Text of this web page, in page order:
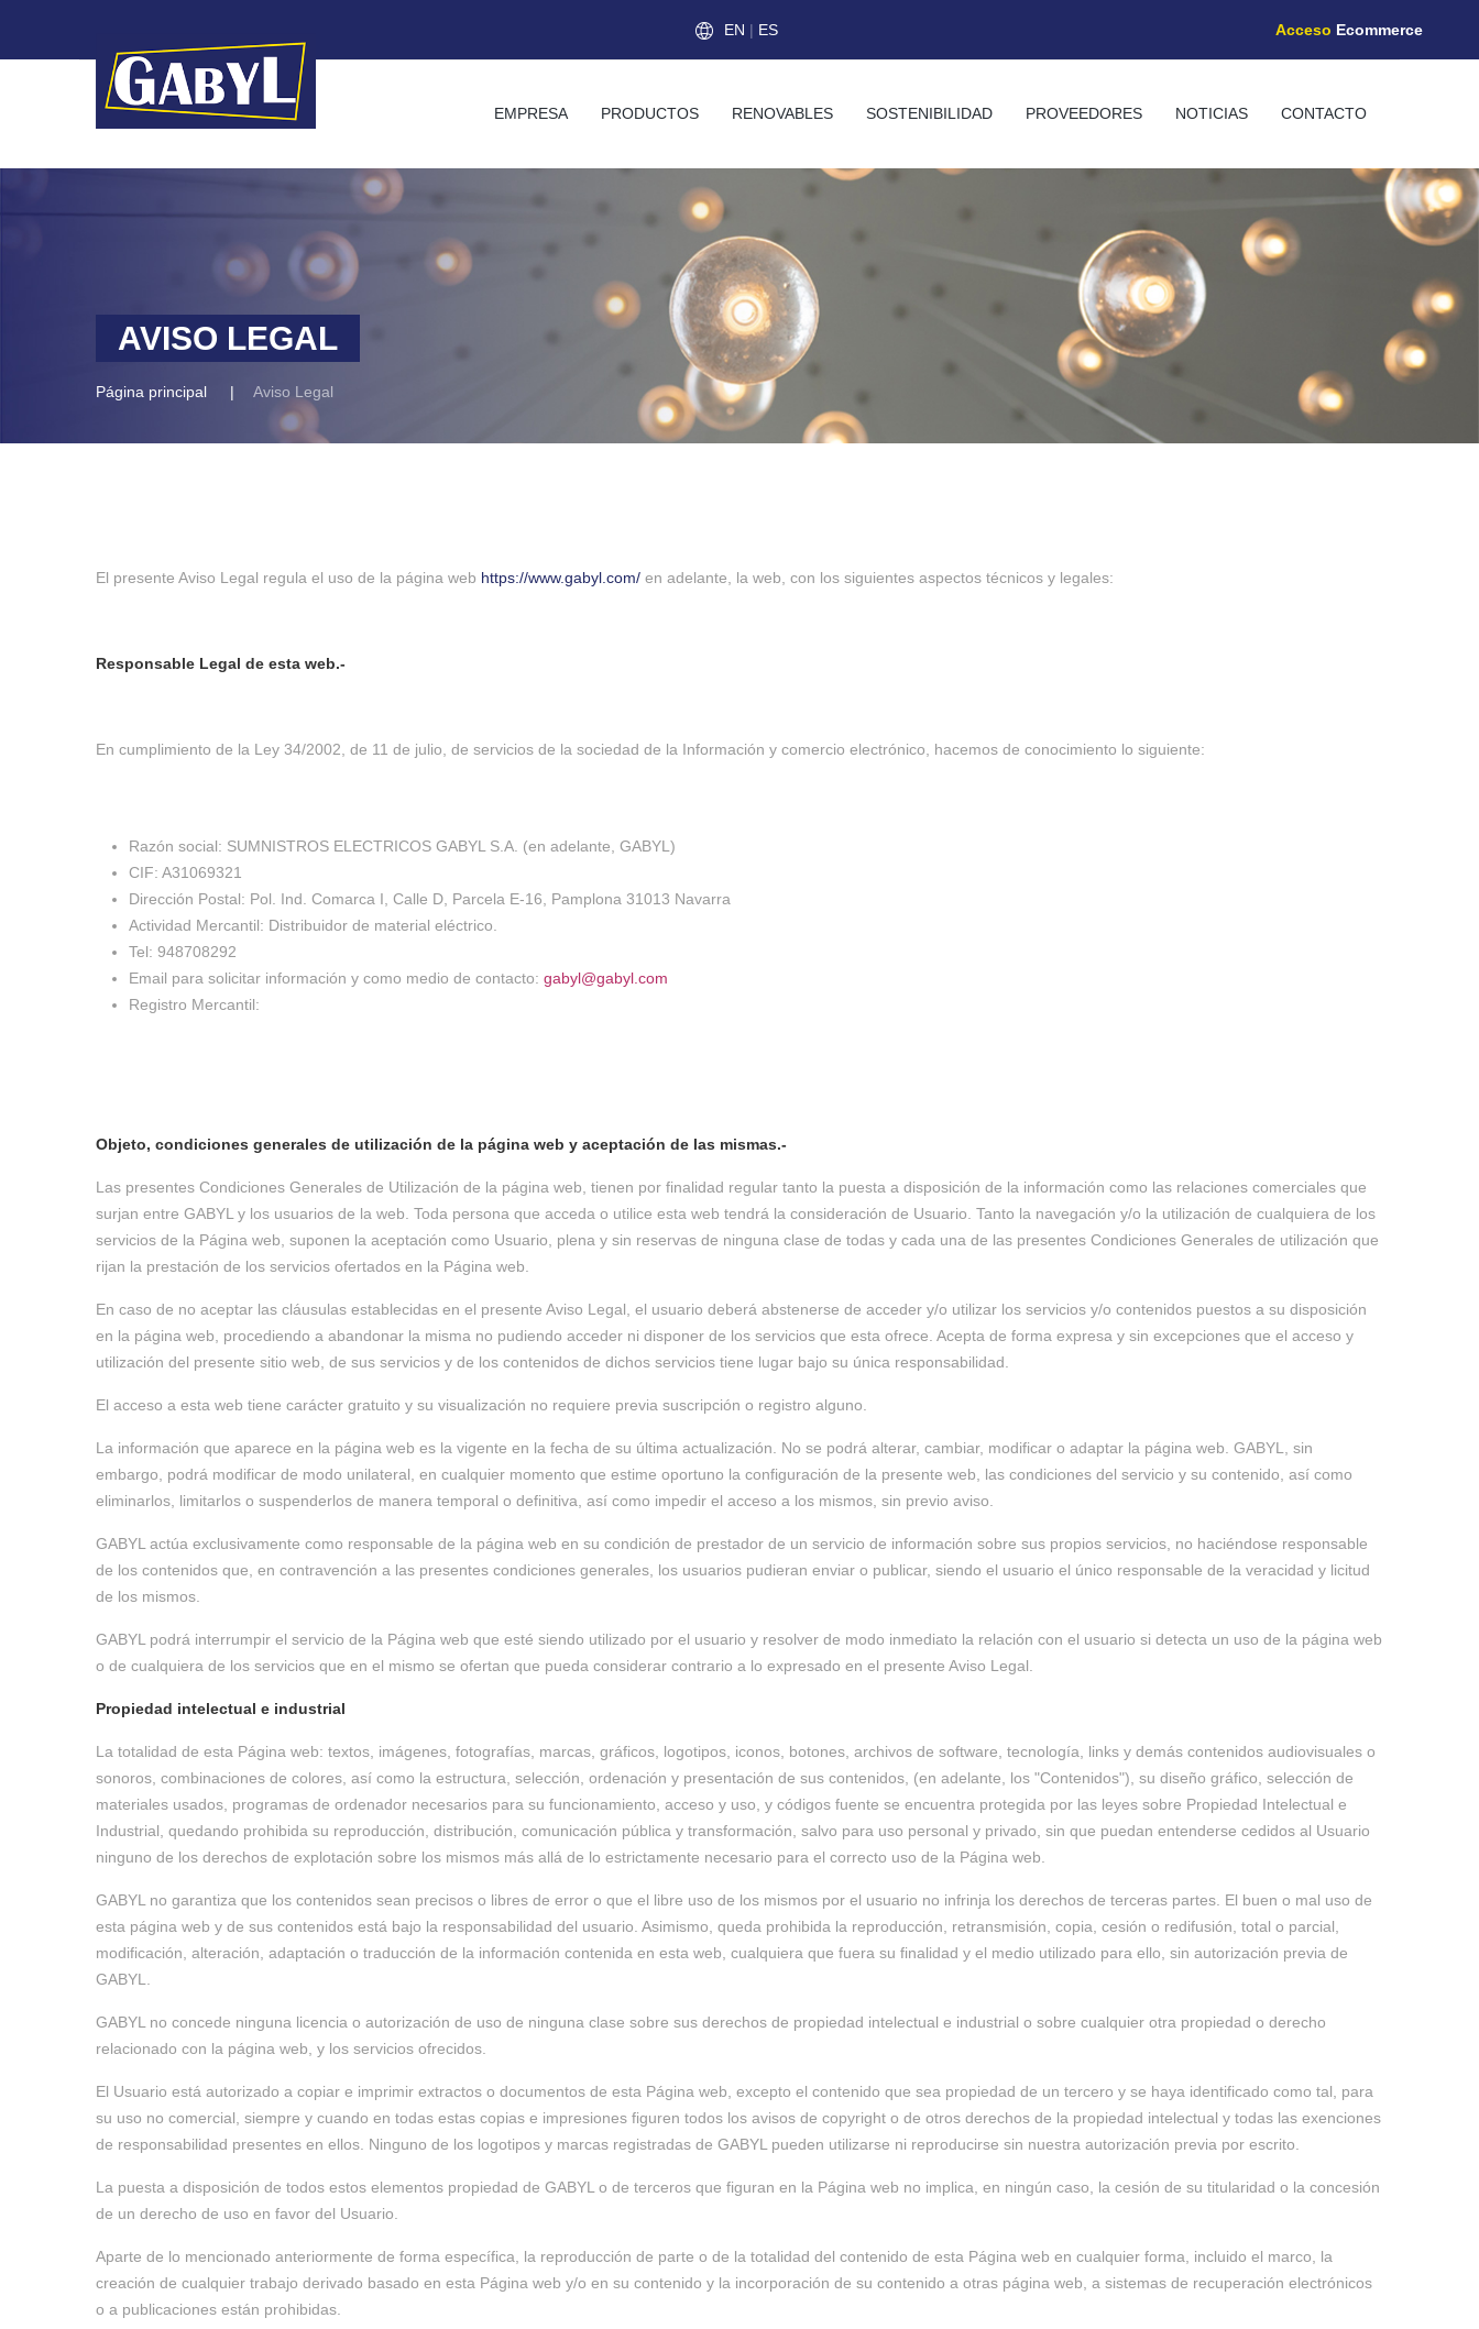
EMPRESA PRODUCTOS RENOVABLES SOSTENIBILIDAD PROVEEDORES NOTICIAS CONTACTO
AVISO LEGAL
Página principal Aviso Legal
El presente Aviso Legal regula el uso de la página web https://www.gabyl.com/ en adelante, la web, con los siguientes aspectos técnicos y legales:
Responsable Legal de esta web.-
En cumplimiento de la Ley 34/2002, de 11 de julio, de servicios de la sociedad de la Información y comercio electrónico, hacemos de conocimiento lo siguiente:
Razón social: SUMNISTROS ELECTRICOS GABYL S.A. (en adelante, GABYL)
CIF: A31069321
Dirección Postal: Pol. Ind. Comarca I, Calle D, Parcela E-16, Pamplona 31013 Navarra
Actividad Mercantil: Distribuidor de material eléctrico.
Tel: 948708292
Email para solicitar información y como medio de contacto: gabyl@gabyl.com
Registro Mercantil:
Objeto, condiciones generales de utilización de la página web y aceptación de las mismas.-
Las presentes Condiciones Generales de Utilización de la página web, tienen por finalidad regular tanto la puesta a disposición de la información como las relaciones comerciales que
surjan entre GABYL y los usuarios de la web. Toda persona que acceda o utilice esta web tendrá la consideración de Usuario. Tanto la navegación y/o la utilización de cualquiera de los
servicios de la Página web, suponen la aceptación como Usuario, plena y sin reservas de ninguna clase de todas y cada una de las presentes Condiciones Generales de utilización que
rijan la prestación de los servicios ofertados en la Página web.
En caso de no aceptar las cláusulas establecidas en el presente Aviso Legal, el usuario deberá abstenerse de acceder y/o utilizar los servicios y/o contenidos puestos a su disposición
en la página web, procediendo a abandonar la misma no pudiendo acceder ni disponer de los servicios que esta ofrece. Acepta de forma expresa y sin excepciones que el acceso y
utilización del presente sitio web, de sus servicios y de los contenidos de dichos servicios tiene lugar bajo su única responsabilidad.
El acceso a esta web tiene carácter gratuito y su visualización no requiere previa suscripción o registro alguno.
La información que aparece en la página web es la vigente en la fecha de su última actualización. No se podrá alterar, cambiar, modificar o adaptar la página web. GABYL, sin
embargo, podrá modificar de modo unilateral, en cualquier momento que estime oportuno la configuración de la presente web, las condiciones del servicio y su contenido, así como
eliminarlos, limitarlos o suspenderlos de manera temporal o definitiva, así como impedir el acceso a los mismos, sin previo aviso.
GABYL actúa exclusivamente como responsable de la página web en su condición de prestador de un servicio de información sobre sus propios servicios, no haciéndose responsable
de los contenidos que, en contravención a las presentes condiciones generales, los usuarios pudieran enviar o publicar, siendo el usuario el único responsable de la veracidad y licitud
de los mismos.
GABYL podrá interrumpir el servicio de la Página web que esté siendo utilizado por el usuario y resolver de modo inmediato la relación con el usuario si detecta un uso de la página web
o de cualquiera de los servicios que en el mismo se ofertan que pueda considerar contrario a lo expresado en el presente Aviso Legal.
Propiedad intelectual e industrial
La totalidad de esta Página web: textos, imágenes, fotografías, marcas, gráficos, logotipos, iconos, botones, archivos de software, tecnología, links y demás contenidos audiovisuales o
sonoros, combinaciones de colores, así como la estructura, selección, ordenación y presentación de sus contenidos, (en adelante, los "Contenidos"), su diseño gráfico, selección de
materiales usados, programas de ordenador necesarios para su funcionamiento, acceso y uso, y códigos fuente se encuentra protegida por las leyes sobre Propiedad Intelectual e
Industrial, quedando prohibida su reproducción, distribución, comunicación pública y transformación, salvo para uso personal y privado, sin que puedan entenderse cedidos al Usuario
ninguno de los derechos de explotación sobre los mismos más allá de lo estrictamente necesario para el correcto uso de la Página web.
GABYL no garantiza que los contenidos sean precisos o libres de error o que el libre uso de los mismos por el usuario no infrinja los derechos de terceras partes. El buen o mal uso de
esta página web y de sus contenidos está bajo la responsabilidad del usuario. Asimismo, queda prohibida la reproducción, retransmisión, copia, cesión o redifusión, total o parcial,
modificación, alteración, adaptación o traducción de la información contenida en esta web, cualquiera que fuera su finalidad y el medio utilizado para ello, sin autorización previa de
GABYL.
GABYL no concede ninguna licencia o autorización de uso de ninguna clase sobre sus derechos de propiedad intelectual e industrial o sobre cualquier otra propiedad o derecho
relacionado con la página web, y los servicios ofrecidos.
El Usuario está autorizado a copiar e imprimir extractos o documentos de esta Página web, excepto el contenido que sea propiedad de un tercero y se haya identificado como tal, para
su uso no comercial, siempre y cuando en todas estas copias e impresiones figuren todos los avisos de copyright o de otros derechos de la propiedad intelectual y todas las exenciones
de responsabilidad presentes en ellos. Ninguno de los logotipos y marcas registradas de GABYL pueden utilizarse ni reproducirse sin nuestra autorización previa por escrito.
La puesta a disposición de todos estos elementos propiedad de GABYL o de terceros que figuran en la Página web no implica, en ningún caso, la cesión de su titularidad o la concesión
de un derecho de uso en favor del Usuario.
Aparte de lo mencionado anteriormente de forma específica, la reproducción de parte o de la totalidad del contenido de esta Página web en cualquier forma, incluido el marco, la
creación de cualquier trabajo derivado basado en esta Página web y/o en su contenido y la incorporación de su contenido a otras página web, a sistemas de recuperación electrónicos
o a publicaciones están prohibidas.
Acceso Ecommerce
EN | ES